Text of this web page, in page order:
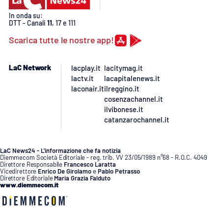
In onda su:
DTT - Canali 11, 17 e 111
Scarica tutte le nostre app!
LaC Network
lacplay.it
lactv.it
laconair.it
lacitymag.it
lacapitalenews.it
ilreggino.it
cosenzachannel.it
ilvibonese.it
catanzarochannel.it
LaC News24 - L’informazione che fa notizia
Diemmecom Società Editoriale - reg. trib. VV 23/05/1989 n°68 - R.O.C. 4049
Direttore Responsabile Francesco Laratta
Vicedirettore Enrico De GirolamoePablo Petrasso
Direttore Editoriale Maria Grazia Falduto
www.diemmecom.it